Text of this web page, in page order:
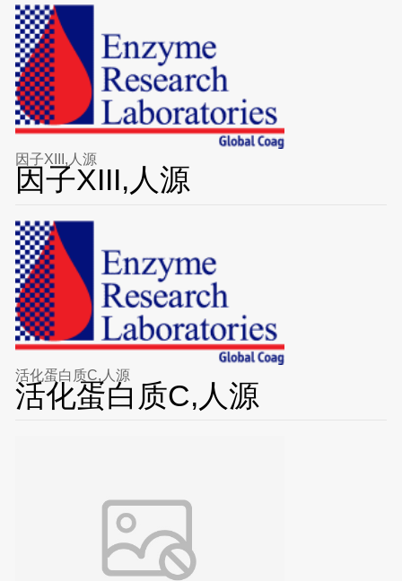
因子XIII,人源
因子XIII,人源
活化蛋白质C,人源
活化蛋白质C,人源